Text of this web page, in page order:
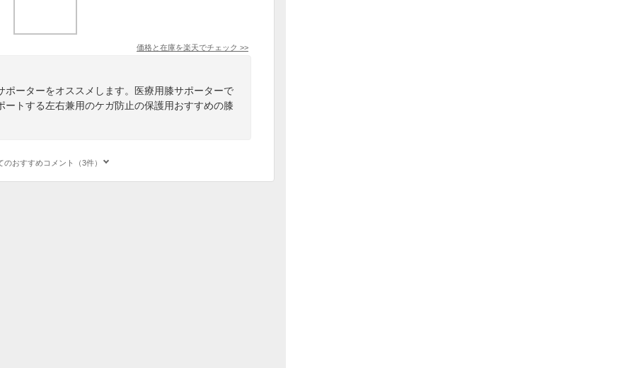
価格と在庫を楽天でチェック >>
ポーターをオススメします。医療用膝サポーターで
ートする左右兼用のケガ防止の保護用おすすめの膝
のおすすめコメント（3件）